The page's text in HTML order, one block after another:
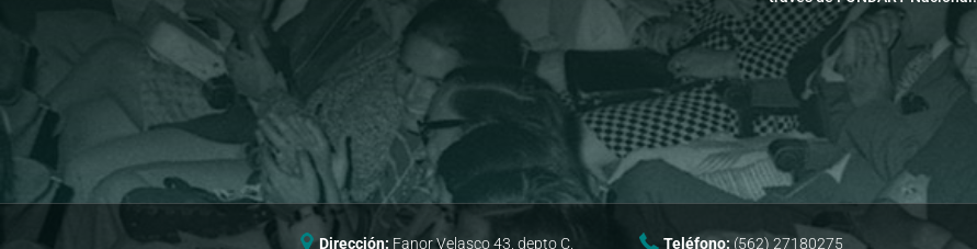
Dirección: Fanor Velasco 43, depto C. Teléfono: (562) 27180275